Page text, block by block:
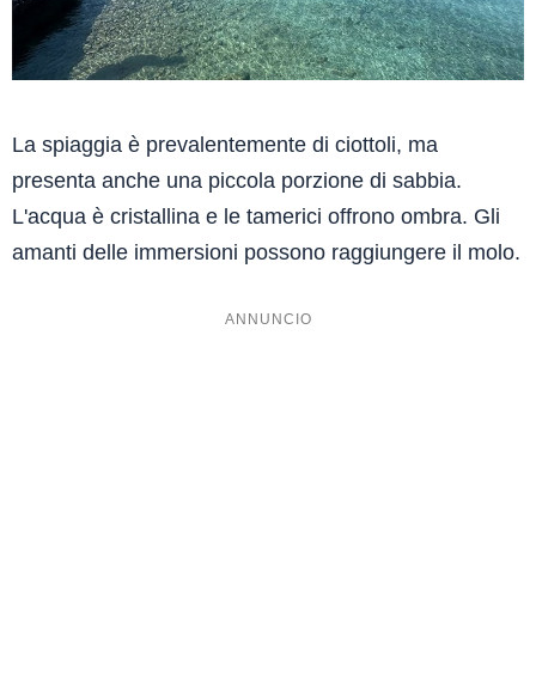
La spiaggia è prevalentemente di ciottoli, ma
presenta anche una piccola porzione di sabbia.
L'acqua è cristallina e le tamerici offrono ombra. Gli
amanti delle immersioni possono raggiungere il molo.